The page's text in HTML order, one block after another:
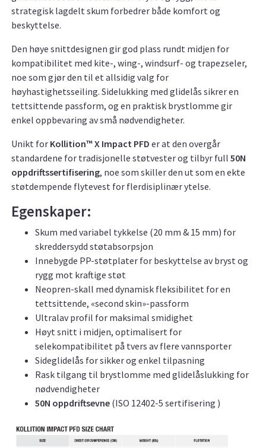
strategisk lagdelt skum forbedrer både komfort og
beskyttelse.
Den høye snittdesignen gir god plass rundt midjen for
kompatibilitet med kite-, wing-, windsurf- og trapezseler,
noe som gjør den til et allsidig valg for
høyhastighetsseiling. Sidelukking med glidelås sikrer en
tettsittende passform, og en praktisk brystlomme gir
enkel oppbevaring av små nødvendigheter.
Unikt for Kollition™ X Impact PFD er at den overgår
standardene for tradisjonelle støtvester og tilbyr full 50N
oppdriftssertifisering, noe som skiller den ut som en ekte
støtdempende flytevest for flerdisiplinær ytelse.
Egenskaper:
Skum med variabel tykkelse (20 mm & 15 mm) for
skreddersydd støtabsorpsjon
Innebygde PP-støtplater for beskyttelse av bryst og
rygg mot kraftige støt
Neopren-skall med dynamisk fleksibilitet for en
tettsittende, «second skin»-passform
Ultralav profil for maksimal smidighet
Høyt snitt i midjen, optimalisert for
selekompatibilitet på tvers av flere vannsporter
Sideglidelås for sikker og enkel tilpasning
Rask tilgang til brystlomme med glidelåslukking for
nødvendigheter
50N oppdriftsevne (ISO 12402-5 sertifisering )